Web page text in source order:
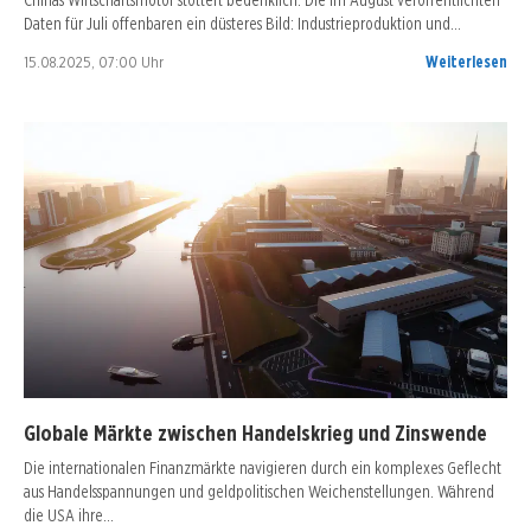
Daten für Juli offenbaren ein düsteres Bild: Industrieproduktion und…
15.08.2025, 07:00 Uhr Weiterlesen
Globale Märkte zwischen Handelskrieg und Zinswende
Die internationalen Finanzmärkte navigieren durch ein komplexes Geflecht
aus Handelsspannungen und geldpolitischen Weichenstellungen. Während
die USA ihre…